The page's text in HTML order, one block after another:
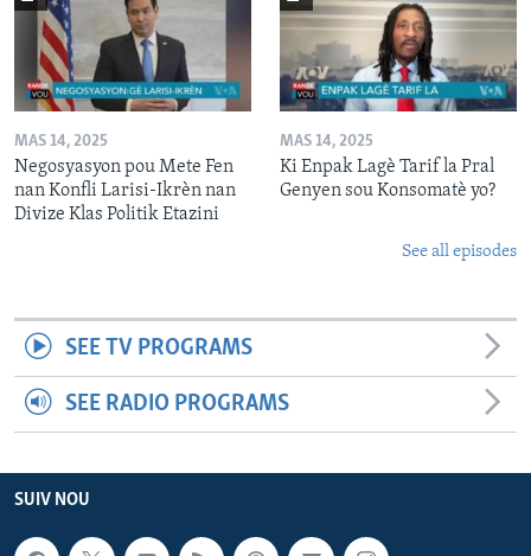
MAS 14, 2025
Negosyasyon pou Mete Fen
nan Konfli Larisi-Ikrèn nan
Divize Klas Politik Etazini
MAS 14, 2025
Ki Enpak Lagè Tarif la Pral
Genyen sou Konsomatè yo?
See all episodes
SEE TV PROGRAMS
SEE RADIO PROGRAMS
SUIV NOU